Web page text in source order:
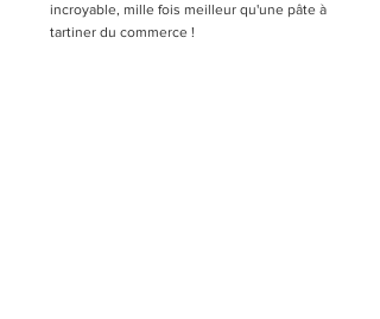
incroyable, mille fois meilleur qu'une pâte à
tartiner du commerce !